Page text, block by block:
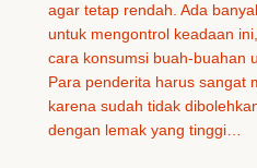
agar tetap rendah. Ada
untuk mengontrol keadaan
cara konsumsi buah-buahan
Para penderita harus sangat
karena sudah tidak
dengan lemak yang tinggi…